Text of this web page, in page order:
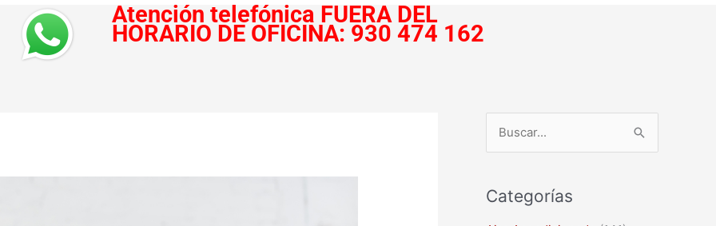
Atención telefónica FUERA DEL
HORARIO DE OFICINA: 930 474 162
c
Categorías